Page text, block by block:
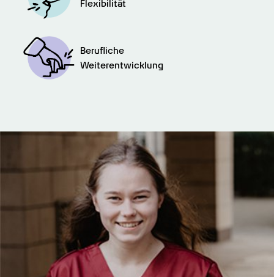
Flexibilität
Berufliche
Weiterentwicklung